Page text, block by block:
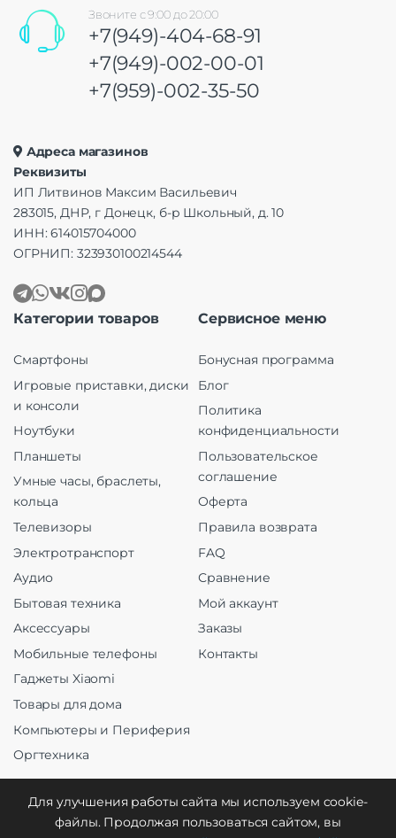
Звоните с 9:00 до 20:00
+7(949)-404-68-91
+7(949)-002-00-01
+7(959)-002-35-50
Адреса магазинов
Реквизиты
ИП Литвинов Максим Васильевич
283015, ДНР, г Донецк, б-р Школьный, д. 10
ИНН: 614015704000
ОГРНИП: 323930100214544
Категории товаров
Смартфоны
Игровые приставки, диски
и консоли
Ноутбуки
Планшеты
Умные часы, браслеты,
кольца
Телевизоры
Электротранспорт
Аудио
Бытовая техника
Аксессуары
Мобильные телефоны
Гаджеты Xiaomi
Товары для дома
Компьютеры и Периферия
Оргтехника
Сервисное меню
Бонусная программа
Блог
Политика
конфиденциальности
Пользовательское
соглашение
Оферта
Правила возврата
FAQ
Сравнение
Мой аккаунт
Заказы
Контакты
Для улучшения работы сайта мы используем cookie-
файлы. Продолжая пользоваться сайтом, вы